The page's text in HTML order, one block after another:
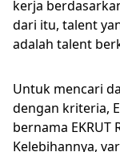
kerja
dari itu, talent
adalah talent
Untuk mencari
dengan kriteria,
bernama EKRUT
Kelebihannya,